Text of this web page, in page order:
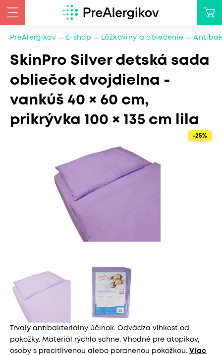
PreAlergikov E-shop Lôžkoviny a oblečenie
SkinPro Silver detská sada
obliečok dvojdielna -
vankúš 40 × 60 cm,
prikrývka 100 × 135 cm lila
-25%
Trvalý antibakteriálny účinok. Odvádza vlhkosť od
pokožky. Materiál rýchlo schne. Vhodné pre atopikov,
osoby s precitlivenou alebo poranenou pokožkou. Viac